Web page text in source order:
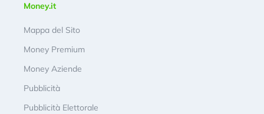
Money.it
Mappa del Sito
Money Premium
Money Aziende
Pubblicità
Pubblicità Elettorale